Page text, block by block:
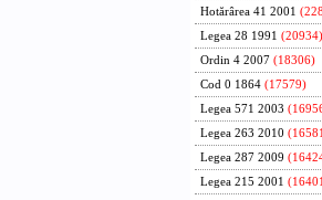
Hotărârea 41 2001
Legea 28 1991 (20934)
Ordin 4 2007 (18306)
Cod 0 1864 (17579)
Legea 571 2003
Legea 263 2010
Legea 287 2009
Legea 215 2001